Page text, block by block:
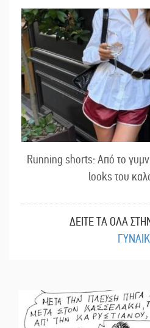
Running shorts: Από το
looks του
ΔΕΙΤΕ ΤΑ ΟΛΑ